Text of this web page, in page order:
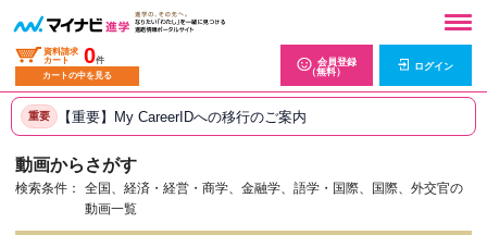
資料請求
カート
0件
カートの中を見る
会員登録
（無料）
ログイン
重要 【重要】My CareerIDへの移行のご案内
動画からさがす
検索条件：
全国、経済・経営・商学、金融学、語学・国際、国際、外交官の
動画一覧